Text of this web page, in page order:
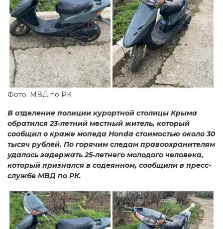
Фото: МВД по РК
В отделение полиции курортной столицы Крыма
обратился 23-летний местный житель, который
сообщил о краже мопеда Нonda стоимостью около 30
тысяч рублей. По горячим следам правоохранителям
удалось задержать 25-летнего молодого человека,
который признался в содеянном, сообщили в пресс-
службе МВД по РК.